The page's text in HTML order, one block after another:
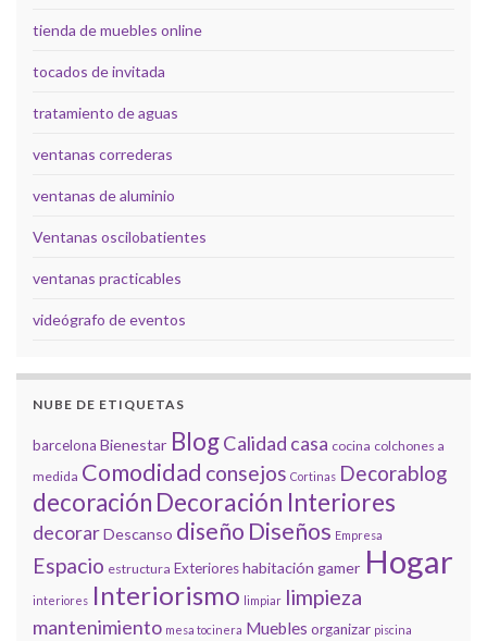
tienda de muebles online
tocados de invitada
tratamiento de aguas
ventanas correderas
ventanas de aluminio
Ventanas oscilobatientes
ventanas practicables
videógrafo de eventos
NUBE DE ETIQUETAS
barcelona Bienestar BlogCalidad casa cocina colchones a
medida Comodidad consejos Cortinas Decorablog
decoración Decoración Interiores
decorarDescanso diseño Diseños Empresa
Espacio estructura Exterioreshabitación gamer Hogar
interiores Interiorismo limpiar limpieza
mantenimiento mesa tocinera Muebles organizar piscina